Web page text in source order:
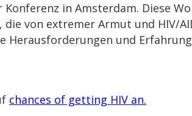
Konferenz in Amsterdam. Diese
von extremer Armut und HIV/
Herausforderungen und
chances of getting HIV an.